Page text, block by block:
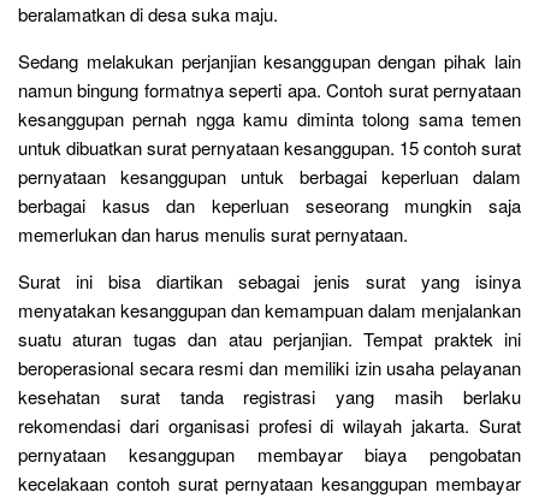
beralamatkan di desa suka maju.
Sedang melakukan perjanjian kesanggupan dengan pihak lain
namun bingung formatnya seperti apa. Contoh surat pernyataan
kesanggupan pernah ngga kamu diminta tolong sama temen
untuk dibuatkan surat pernyataan kesanggupan. 15 contoh surat
pernyataan kesanggupan untuk berbagai keperluan dalam
berbagai kasus dan keperluan seseorang mungkin saja
memerlukan dan harus menulis surat pernyataan.
Surat ini bisa diartikan sebagai jenis surat yang isinya
menyatakan kesanggupan dan kemampuan dalam menjalankan
suatu aturan tugas dan atau perjanjian. Tempat praktek ini
beroperasional secara resmi dan memiliki izin usaha pelayanan
kesehatan surat tanda registrasi yang masih berlaku
rekomendasi dari organisasi profesi di wilayah jakarta. Surat
pernyataan kesanggupan membayar biaya pengobatan
kecelakaan contoh surat pernyataan kesanggupan membayar